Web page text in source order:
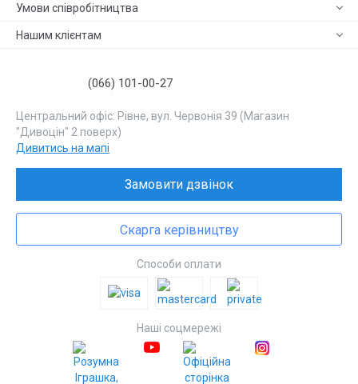
Умови співробітництва
Нашим клієнтам
(066) 101-00-27
Центральний офіс: Рівне, вул. Червонія 39 (Магазин
"Дивоцін" 2 поверх)
Дивитись на мапі
Замовити дзвінок
Скарга керівництву
Способи оплати
Наші соцмережі